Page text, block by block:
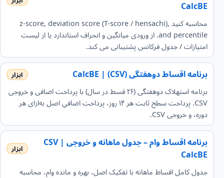
CalcBE
محاسبه کنید z-score, deviation score (T-score / hensachi),
and percentile. از ورودی میانگین و انحراف استاندارد یا از لیست
امتیازات / جدول فرکانس پشتیبانی می کند.
برنامه اقساط دو‌هفتگی (CSV) | CalcBE
برنامه استهلاک دو‌هفتگی (۲۶ قسط در سال) با پرداخت اضافی و خروجی
CSV. پرداخت سطح ثابت هر ۱۴ روز، پرداخت اضافیِ اصل به‌ازای هر
دوره، و خروجی CSV.
برنامه اقساط وام – جدول ماهانه و خروجی CSV |
CalcBE
جدول کامل اقساط ماهانه با تفکیک اصل، بهره و مانده وام، محاسبه